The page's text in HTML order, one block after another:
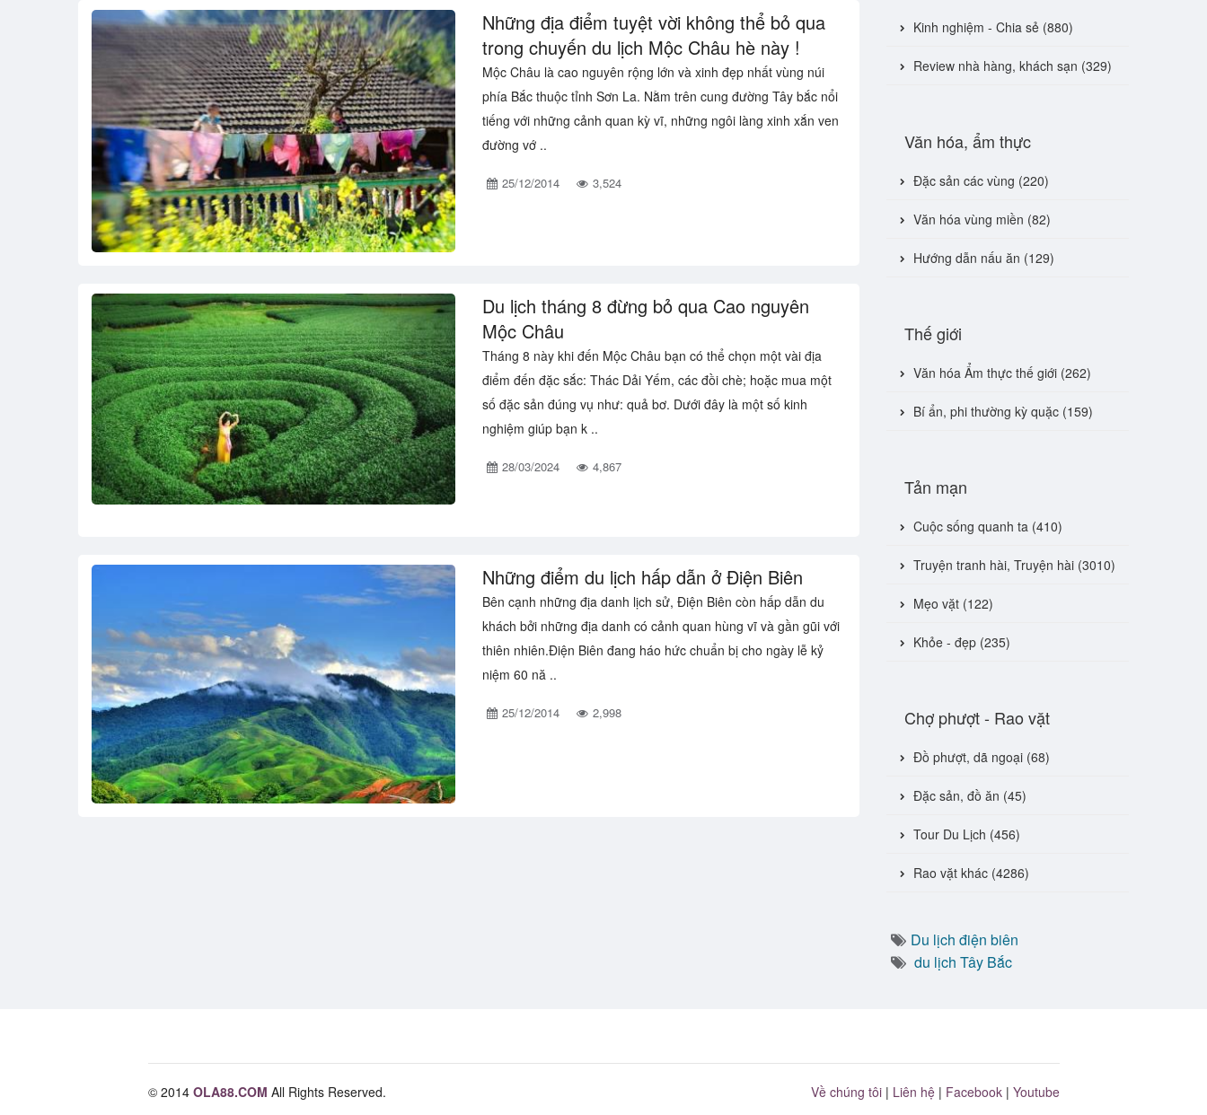
Những địa điểm tuyệt vời không thể bỏ qua
trong chuyến du lịch Mộc Châu hè này !
Mộc Châu là cao nguyên rộng lớn và xinh đẹp nhất vùng núi
phía Bắc thuộc tỉnh Sơn La. Nằm trên cung đường Tây bắc nổi
tiếng với những cảnh quan kỳ vĩ, những ngôi làng xinh xắn ven
đường vớ ..
25/12/2014 3,524
Du lịch tháng 8 đừng bỏ qua Cao nguyên
Mộc Châu
Tháng 8 này khi đến Mộc Châu bạn có thể chọn một vài địa
điểm đến đặc sắc: Thác Dải Yếm, các đồi chè; hoặc mua một
số đặc sản đúng vụ như: quả bơ. Dưới đây là một số kinh
nghiệm giúp bạn k ..
28/03/2024 4,867
Những điểm du lịch hấp dẫn ở Điện Biên
Bên cạnh những địa danh lịch sử, Điện Biên còn hấp dẫn du
khách bởi những địa danh có cảnh quan hùng vĩ và gần gũi với
thiên nhiên.Điện Biên đang háo hức chuẩn bị cho ngày lễ kỷ
niệm 60 nă ..
25/12/2014 2,998
Kinh nghiệm - Chia sẻ (880)
Review nhà hàng, khách sạn (329)
Văn hóa, ẩm thực
Đặc sản các vùng (220)
Văn hóa vùng miền (82)
Hướng dẫn nấu ăn (129)
Thế giới
Văn hóa Ẩm thực thế giới (262)
Bí ẩn, phi thường kỳ quặc (159)
Tản mạn
Cuộc sống quanh ta (410)
Truyện tranh hài, Truyện hài (3010)
Mẹo vặt (122)
Khỏe - đẹp (235)
Chợ phượt - Rao vặt
Đồ phượt, dã ngoại (68)
Đặc sản, đồ ăn (45)
Tour Du Lịch (456)
Rao vặt khác (4286)
Du lịch điện biên
du lịch Tây Bắc
© 2014 OLA88.COM All Rights Reserved. Về chúng tôi | Liên hệ | Facebook | Youtube